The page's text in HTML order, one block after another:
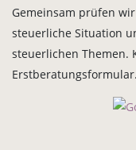
Gemeinsam prüfen
steuerliche Situation
steuerlichen Themen.
Erstberatungsformular.